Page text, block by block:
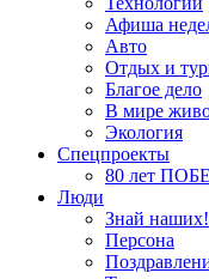
Афиша
Авто
Отдых и
Благое дело
В мире
Экология
Спецпроекты
80 лет
Люди
Знай наших!
Персона